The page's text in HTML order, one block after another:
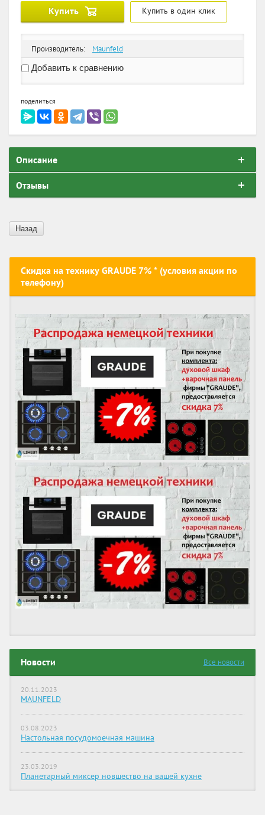
Скидка на технику GRAUDE 7% * (условия акции по
телефону)
Новости Все новости
20.11.2023
MAUNFELD
03.08.2023
Настольная посудомоечная машина
23.03.2019
Планетарный миксер новшество на вашей кухне
Купить Купить в один клик
Производитель:
Maunfeld
Добавить к сравнению
поделиться
Описание
Отзывы
Назад